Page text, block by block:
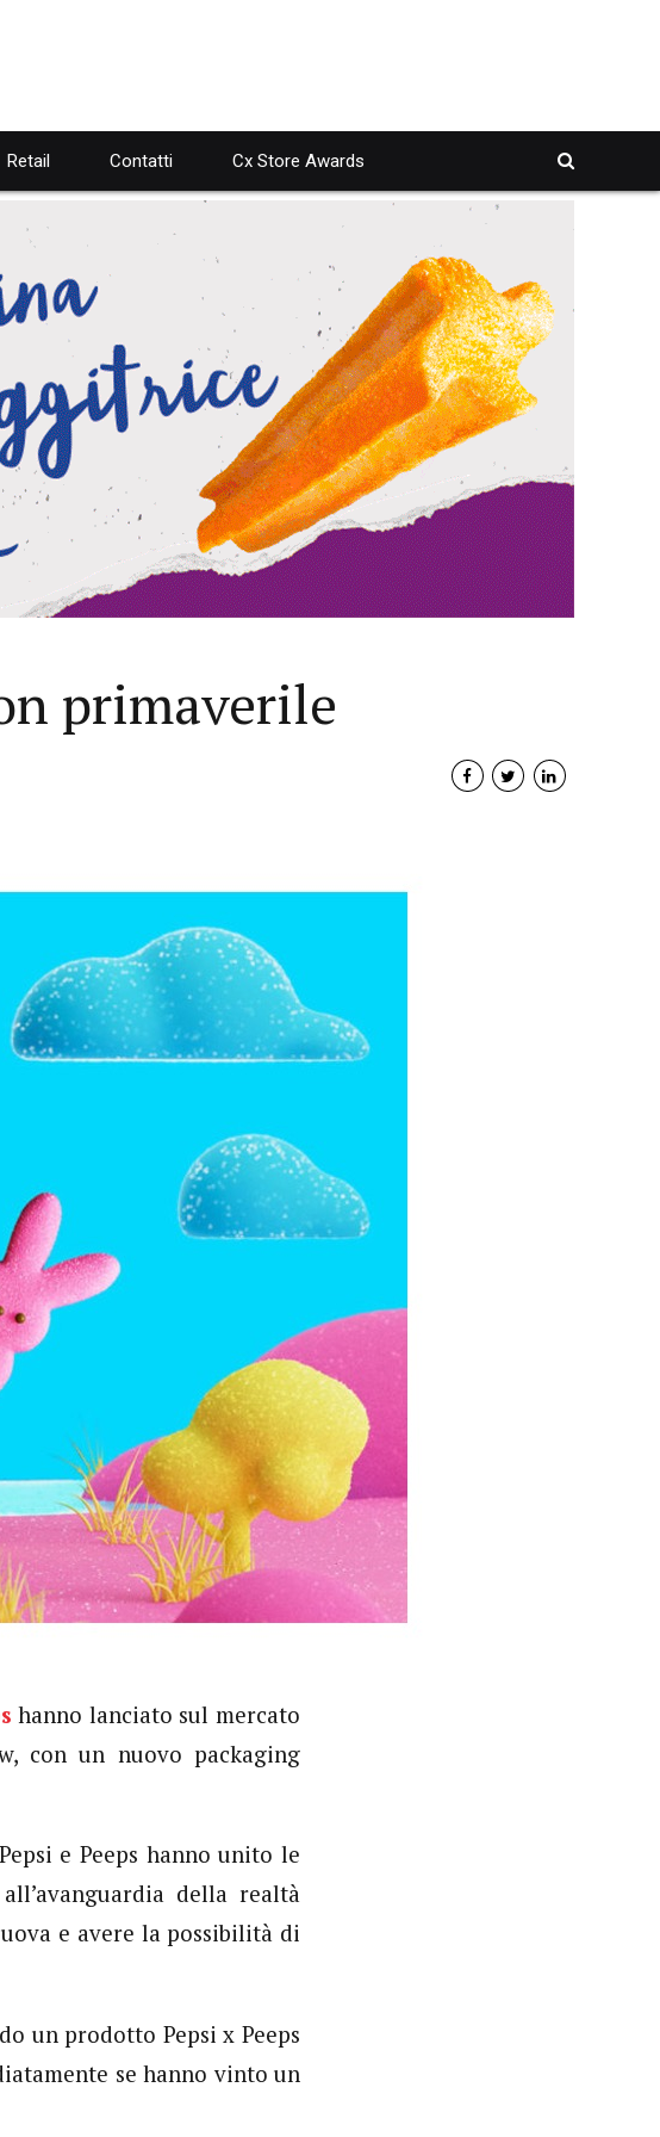
Retail Contatti Cx Store Awards
primaverile
hanno lanciato sul mercato
con un nuovo packaging
e Peeps hanno unito le
della realtà
e avere la possibilità di
un prodotto Pepsi x Peeps
se hanno vinto un